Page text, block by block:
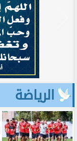
الرياضة